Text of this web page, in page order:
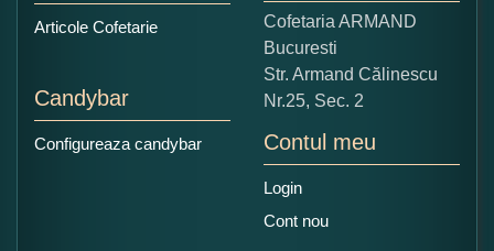
Copiati alaturi numarul din imagine:
Articole Cofetarie
Candybar
Configureaza candybar
Cofetaria ARMAND
Bucuresti
Str. Armand Călinescu
Nr.25, Sec. 2
Contul meu
Login
Cont nou